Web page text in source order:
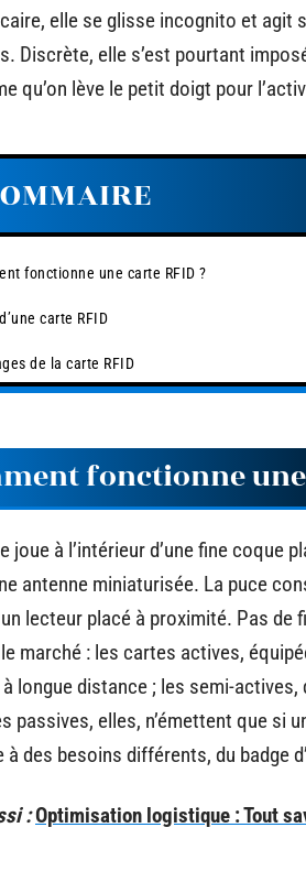
elle se glisse incognito et
Discrète, elle s’est pourtant
qu’on lève le petit doigt pour
fonctionne une carte RFID ?
carte RFID
de la carte RFID
fonctionne une
joue à l’intérieur d’une fine coque
antenne miniaturisée. La puce
lecteur placé à proximité. Pas de
marché : les cartes actives,
longue distance ; les semi-
passives, elles, n’émettent que si
à des besoins différents, du badge
:Optimisation logistique : Tout